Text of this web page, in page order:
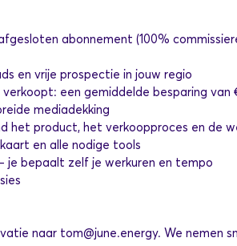
abonnement (100%
en vrije prospectie in jouw regio
een gemiddelde besparing van
mediadekking
het product, het verkoopproces en de
en alle nodige tools
je bepaalt zelf je werkuren en tempo
naar tom@june.energy. We nemen